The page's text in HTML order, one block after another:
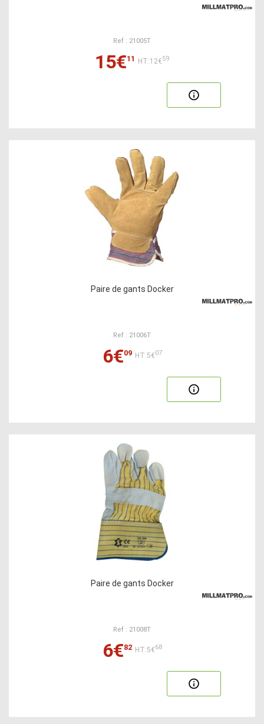
Ref : 21005T
15€11 HT:12€59
Paire de gants Docker
Ref : 21006T
6€09 HT:5€07
Paire de gants Docker
Ref : 21008T
6€82 HT:5€68